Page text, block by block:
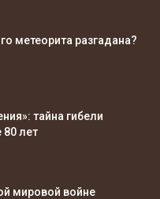
метеорита разгадана?
тайна гибели
80 лет
мировой войне